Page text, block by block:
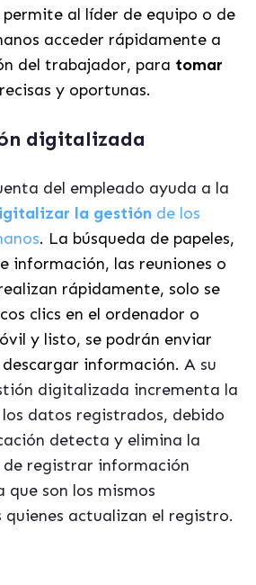
al líder de equipo o de
acceder rápidamente a
del trabajador, para tomar
y oportunas.
digitalizada
del empleado ayuda a la
la gestión de los
. La búsqueda de papeles,
información, las reuniones o
rápidamente, solo se
clics en el ordenador o
y listo, se podrán enviar
información. A su
digitalizada incrementa la
los datos registrados, debido
detecta y elimina la
registrar información
que son los mismos
actualizan el registro.